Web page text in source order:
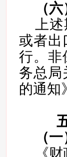
（六
上
或者出
行。非
务总局
的通知
（一
《